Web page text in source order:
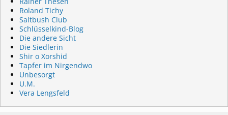
Roland Tichy
Saltbush Club
Schlüsselkind-Blog
Die andere Sicht
Die Siedlerin
Shir o Xorshid
Tapfer im Nirgendwo
Unbesorgt
U.M.
Vera Lengsfeld